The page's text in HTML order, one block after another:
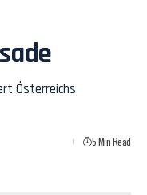
Österreichs
5 Min Read